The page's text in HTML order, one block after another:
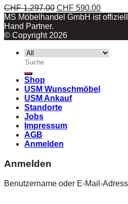
CHF1,297.00 CHF 590.00
MS Möbelhandel GmbH ist
Hand Partner.
© Copyright 2026
Suche
nach:
Shop
USM Wunschmöbel
USM Ankauf
Standorte
Jobs
Impressum
AGB
Anmelden
Anmelden
Benutzername oder E-Mail-